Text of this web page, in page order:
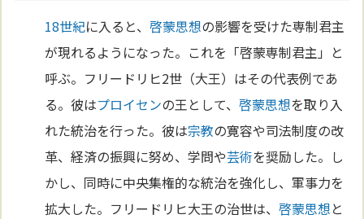
18世紀に入ると、啓蒙思想の影響を受けた専制君主
が現れるようになった。これを「啓蒙専制君主」と
呼ぶ。フリードリヒ2世（大王）はその代表例であ
る。彼はプロイセンの王として、啓蒙思想を取り入
れた統治を行った。彼は宗教の寛容や司法制度の改
革、経済の振興に努め、学問や芸術を奨励した。し
かし、同時に中央集権的な統治を強化し、軍事力を
拡大した。フリードリヒ大王の治世は、啓蒙思想と